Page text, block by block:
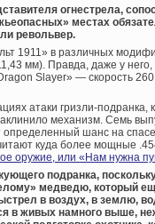
огнестрела,
местах
револьвер.
1911» в различных
мм). Правда, даже у него,
Slayer» — скорость
атаки гризли-подранка,
механизм. Семь
шанс на
куда более мощные
оружие, или «Нам нужна
подранка,
медведю, который
в воздух, в землю,
в живых намного выше,